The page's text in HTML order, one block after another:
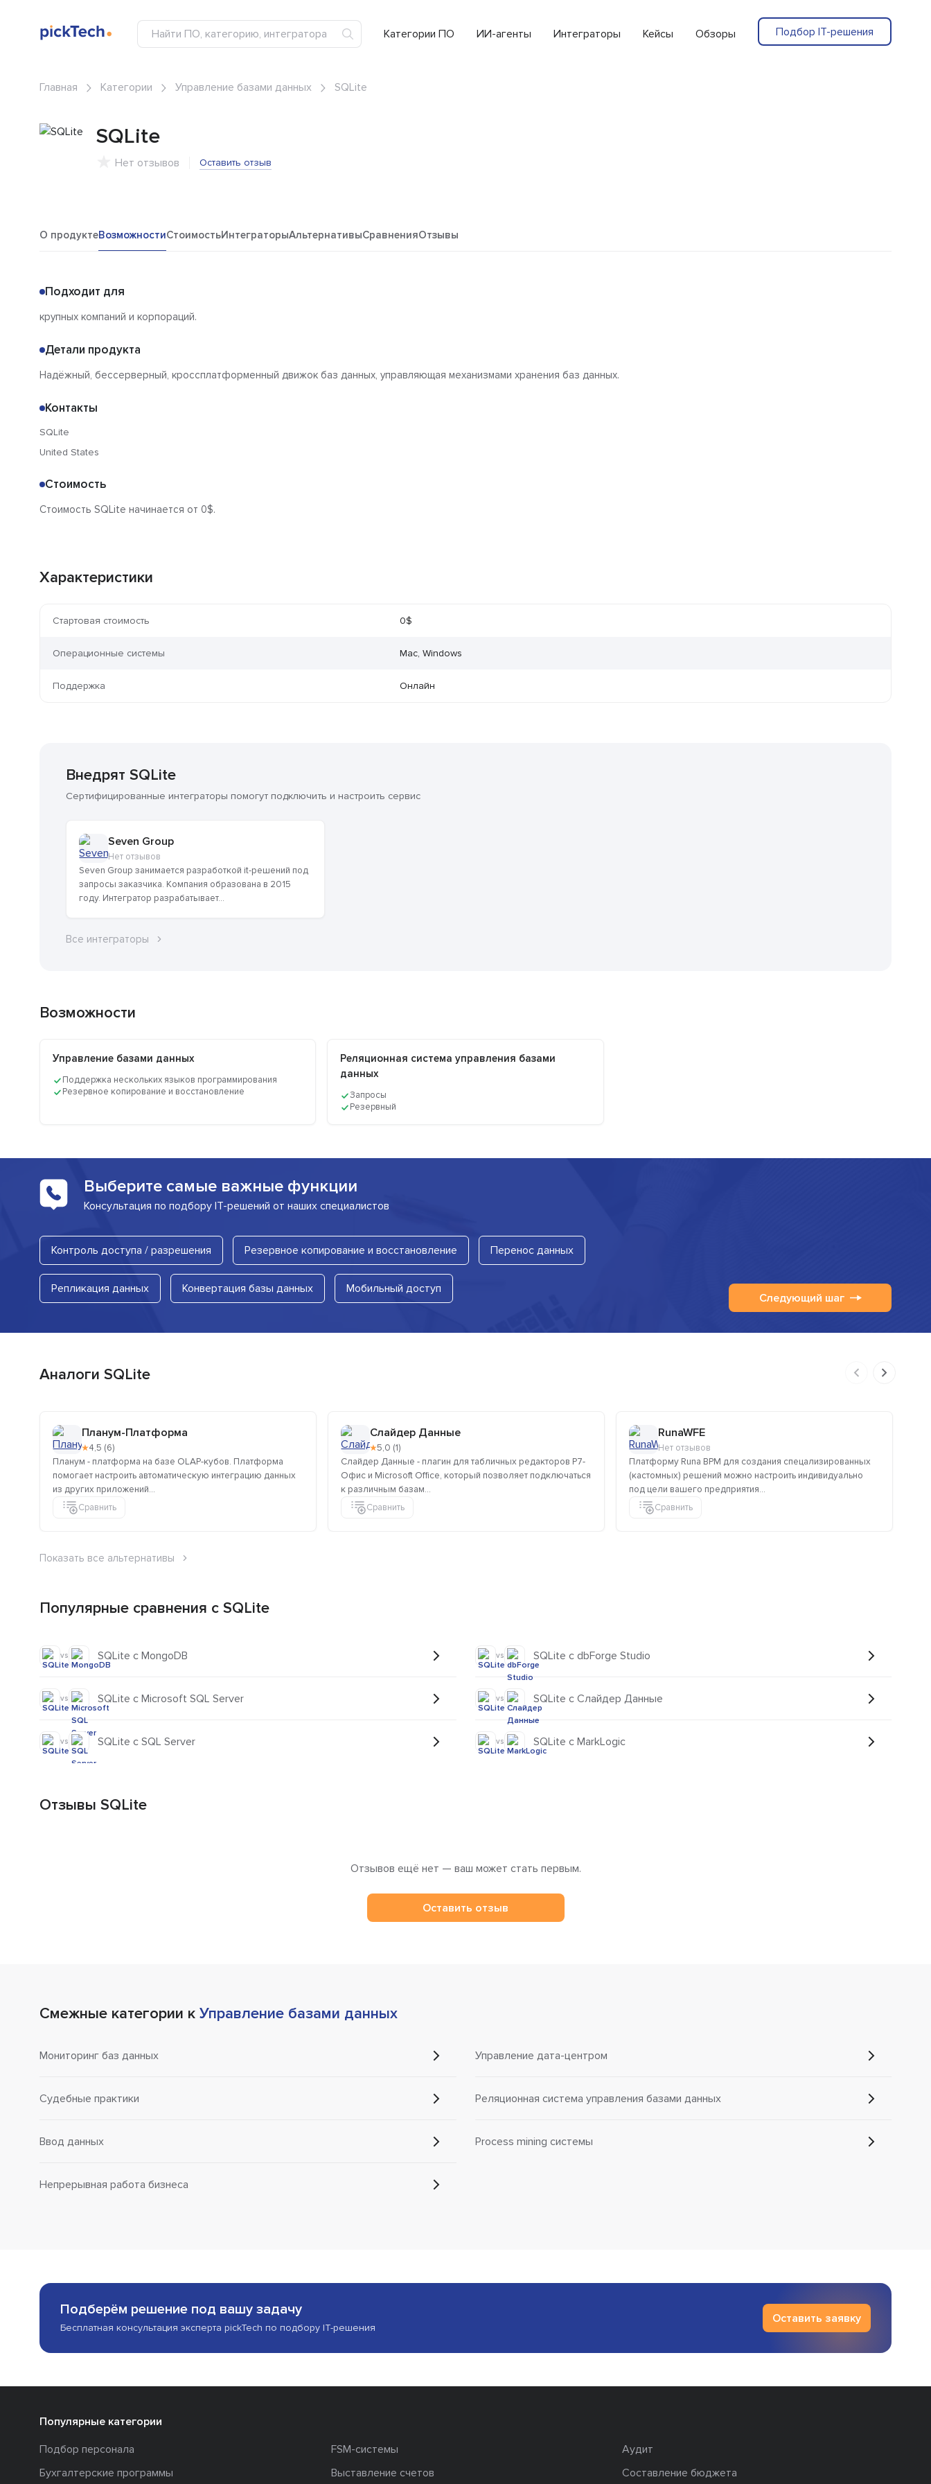
Категории ПО ИИ-агенты Интеграторы Кейсы Обзоры Подбор IT-решения
Главная Категории Управление базами данных SQLite
SQLite
Нет отзывов Оставить отзыв
О продуктеВозможностиСтоимостьИнтеграторыАльтернативыСравненияОтзывы
Подходит для
крупных компаний и корпораций.
Детали продукта
Надёжный, бессерверный, кроссплатформенный движок баз данных, управляющая механизмами хранения баз данных.
Контакты
SQLite
United States
Стоимость
Стоимость SQLite начинается от 0$.
Характеристики
Стартовая стоимость 0$
Операционные системы Mac, Windows
Поддержка Онлайн
Внедрят SQLite
Сертифицированные интеграторы помогут подключить и настроить сервис
Seven Group
Нет отзывов
Seven Group занимается разработкой it-решений под
запросы заказчика. Компания образована в 2015
году. Интегратор разрабатывает...
Все интеграторы
Возможности
Управление базами данных
Поддержка нескольких языков программирования
Резервное копирование и восстановление
Реляционная система управления базами
данных
Запросы
Резервный
Выберите самые важные функции
Консультация по подбору IT-решений от наших специалистов
Контроль доступа / разрешения Резервное копирование и восстановление Перенос данных
Репликация данных Конвертация базы данных Мобильный доступ
Следующий шаг
Аналоги SQLite
Планум-Платформа
★4,5 (6)
Планум - платформа на базе OLAP-кубов. Платформа
помогает настроить автоматическую интеграцию данных
из других приложений...
Сравнить
Слайдер Данные
★5,0 (1)
Слайдер Данные - плагин для табличных редакторов Р7-
Офис и Microsoft Office, который позволяет подключаться
к различным базам...
Сравнить
RunaWFE
Нет отзывов
Платформу Runa BPM для создания спецализированных
(кастомных) решений можно настроить индивидуально
под цели вашего предприятия...
Сравнить
Показать все альтернативы
Популярные сравнения с SQLite
vs SQLite с MongoDB
vs SQLite с Microsoft SQL Server
vs SQLite с SQL Server
vs SQLite с dbForge Studio
vs SQLite с Слайдер Данные
vs SQLite с MarkLogic
Отзывы SQLite
Отзывов ещё нет — ваш может стать первым.
Оставить отзыв
Смежные категории к Управление базами данных
Мониторинг баз данных
Судебные практики
Ввод данных
Непрерывная работа бизнеса
Управление дата-центром
Реляционная система управления базами данных
Process mining системы
Подберём решение под вашу задачу
Бесплатная консультация эксперта pickTech по подбору IT-решения
Оставить заявку
Популярные категории
Подбор персонала
FSM-системы
Аудит
Бухгалтерские программы
Выставление счетов Составление бюджета